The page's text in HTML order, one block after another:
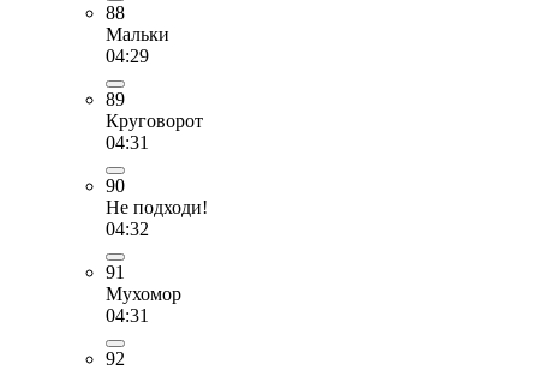
88
Мальки
04:29
89
Круговорот
04:31
90
Не подходи!
04:32
91
Мухомор
04:31
92